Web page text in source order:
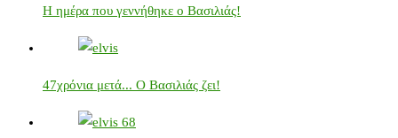
Η ημέρα που γεννήθηκε ο Βασιλιάς!
47χρόνια μετά... Ο Βασιλιάς ζει!